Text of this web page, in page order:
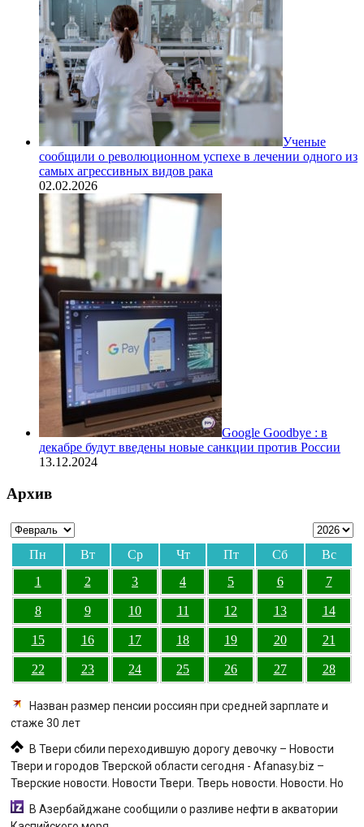
Ученые
сообщили о революционном успехе в лечении одного из
самых агрессивных видов рака
02.02.2026
Google Goodbye : в
декабре будут введены новые санкции против России
13.12.2024
Архив
Пн Вт Ср Чт Пт Сб
Вс
1
2 3 4 5 6 7
8 9 10 11 12 13 14
15 16 17 18 19 20 21
22 23 24 25 26 27 28
Назван размер пенсии россиян при средней зарплате и
стаже 30 лет
В Твери сбили переходившую дорогу девочку – Новости
Твери и городов Тверской области сегодня - Afanasy.biz –
Тверские новости. Новости Твери. Тверь новости. Новости. Но
В Азербайджане сообщили о разливе нефти в акватории